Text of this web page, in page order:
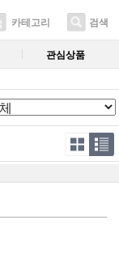
카테고리 검색
관심상품